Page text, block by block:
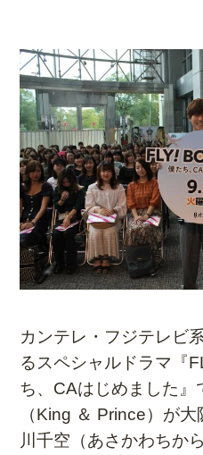
カンテレ・フジテレビ
るスペシャルドラマ『
ち、CAはじめました』
（King ＆ Prince）が
川千空（あさかわちか